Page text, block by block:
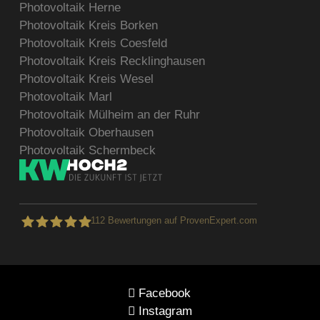
Photovoltaik Herne
Photovoltaik Kreis Borken
Photovoltaik Kreis Coesfeld
Photovoltaik Kreis Recklinghausen
Photovoltaik Kreis Wesel
Photovoltaik Marl
Photovoltaik Mülheim an der Ruhr
Photovoltaik Oberhausen
Photovoltaik Schermbeck
kWhoch2
112Bewertungen auf ProvenExpert.com
Facebook
Instagram